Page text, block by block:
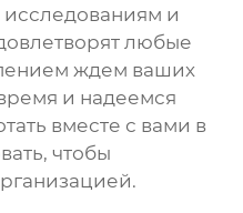
и
любые
ждем ваших
и надеемся
вместе с вами в
чтобы